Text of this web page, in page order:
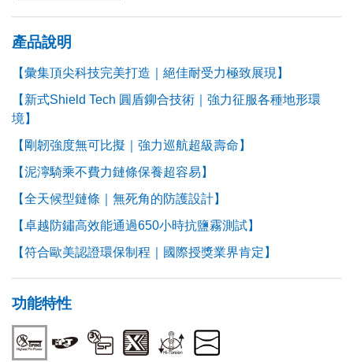
產品說明
【彙集頂尖科技完美打造｜絕佳耐受力極致展現】
【新式Shield Tech 圓盾鉚合技術｜強力征服各種地形環
境】
【剛韌強度無可比擬｜強力巡航超級壽命】
【泥濘騎乘不費力鏈條保養超容易】
【全天候型鏈條｜無死角的防護設計】
【卓越防鏽高效能通過650小時抗鹽霧測試】
【符合歐美認證環保制程｜國際授獎業界肯定】
功能特性